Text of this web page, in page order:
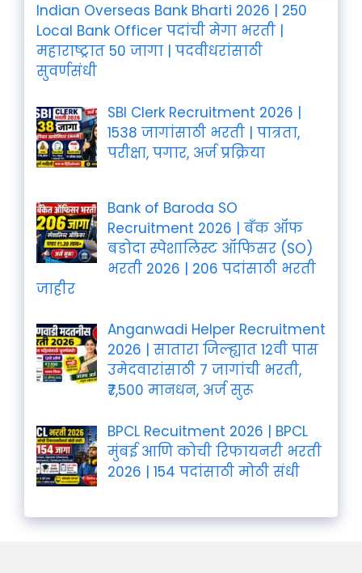
Indian Overseas Bank Bharti 2026 | 250
Local Bank Officer पदांची मेगा भरती |
महाराष्ट्रात 50 जागा | पदवीधरांसाठी
सुवर्णसंधी
SBI Clerk Recruitment 2026 |
1538 जागांसाठी भरती | पात्रता,
परीक्षा, पगार, अर्ज प्रक्रिया
Bank of Baroda SO
Recruitment 2026 | बँक ऑफ
बडोदा स्पेशालिस्ट ऑफिसर (SO)
भरती 2026 | 206 पदांसाठी भरती
जाहीर
Anganwadi Helper Recruitment
2026 | सातारा जिल्ह्यात 12वी पास
उमेदवारांसाठी 7 जागांची भरती,
₹7,500 मानधन, अर्ज सुरू
BPCL Recuitment 2026 | BPCL
मुंबई आणि कोची रिफायनरी भरती
2026 | 154 पदांसाठी मोठी संधी